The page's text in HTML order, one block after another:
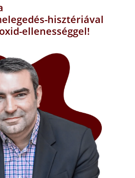
hisztériával
ellenességgel!